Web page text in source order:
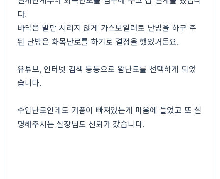
다.
바닥은 발만 시리지 않게 가스보일러로 난방을 하구 주
된 난방은 화목난로를 하기로 결정을 했었거든요.
유튜브, 인터넷 검색 등등으로 왐난로를 선택하게 되었
습니다.
수입난로인데도 거품이 빠져있는게 마음에 들었고 또 설
명해주시는 실장님도 신뢰가 갔습니다.